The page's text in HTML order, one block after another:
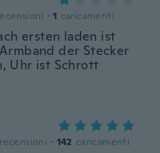
· 1 caricamenti
ersten laden ist
der Stecker
Uhr ist Schrott
recensioni · 142 caricamenti